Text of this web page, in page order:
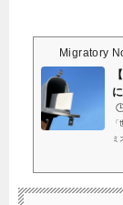
Migratory
ミ